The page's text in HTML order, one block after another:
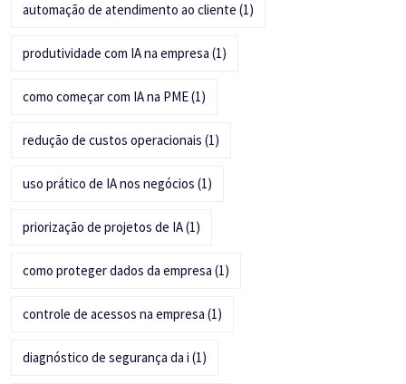
automação de atendimento ao cliente (1)
produtividade com IA na empresa (1)
como começar com IA na PME(1)
redução de custos operacionais (1)
uso prático de IA nos negócios (1)
priorização de projetos de IA(1)
como proteger dados da empresa (1)
controle de acessos na empresa (1)
diagnóstico de segurança da i (1)